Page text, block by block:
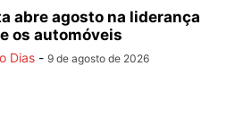
abre agosto na liderança
os automóveis
Dias - 9 de agosto de 2026